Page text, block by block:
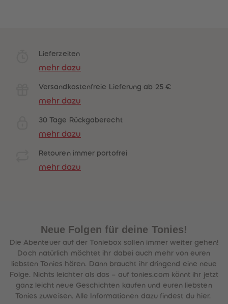
Lieferzeiten
mehr dazu
Versandkostenfreie Lieferung ab 25 €
mehr dazu
30 Tage Rückgaberecht
mehr dazu
Retouren immer portofrei
mehr dazu
Neue Folgen für deine Tonies!
Die Abenteuer auf der Toniebox sollen immer weiter gehen!
Doch natürlich möchtet ihr dabei auch mehr von euren
liebsten Tonies hören. Dann braucht ihr dringend eine neue
Folge. Nichts leichter als das – auf tonies.com könnt ihr jetzt
ganz leicht neue Geschichten kaufen und euren liebsten
Tonies zuweisen. Alle Informationen dazu findest du hier.